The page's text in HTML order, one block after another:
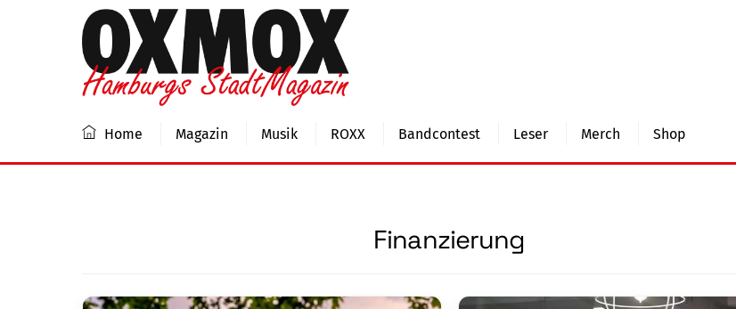
Home Magazin Musik ROXX Bandcontest Leser Merch Shop
Finanzierung